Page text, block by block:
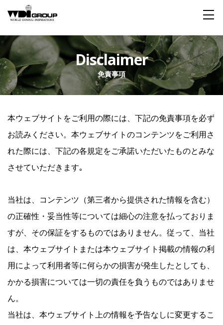
Home
About WDI
私たちが大切にするもの 企業概要 毎日生まれる物語 舞台は世界
Social Responsibility
社会貢献活動
Sustainability
サステイナビリティ
Wedding
IR
IR情報トップ 投資家の皆様へ 事業概要 コーポレート・ガバナンス
財務・業績情報 IRライブラリー 電子公告 IRカレンダー
Disclaimer
免責事項
本ウェブサイトをご利用の際には、下記の免責事項を必ず
お読みください。本ウェブサイトのコンテンツをご利用さ
れた際には、下記の各規定をご承諾いただいたものとみな
させていただきます｡
当社は、コンテンツ（第三者から提供された情報を含む）
の正確性・妥当性等については細心の注意を払っておりま
すが、その保証をするものではありません。従って、当社
は、本ウェブサイトまたは本ウェブサイト掲載の情報の利
用によって利用者等に何らかの損害が発生したとしても、
かかる損害については一切の責任を負うものではありませ
ん。
当社は、本ウェブサイト上の情報を予告なしに変更するこ